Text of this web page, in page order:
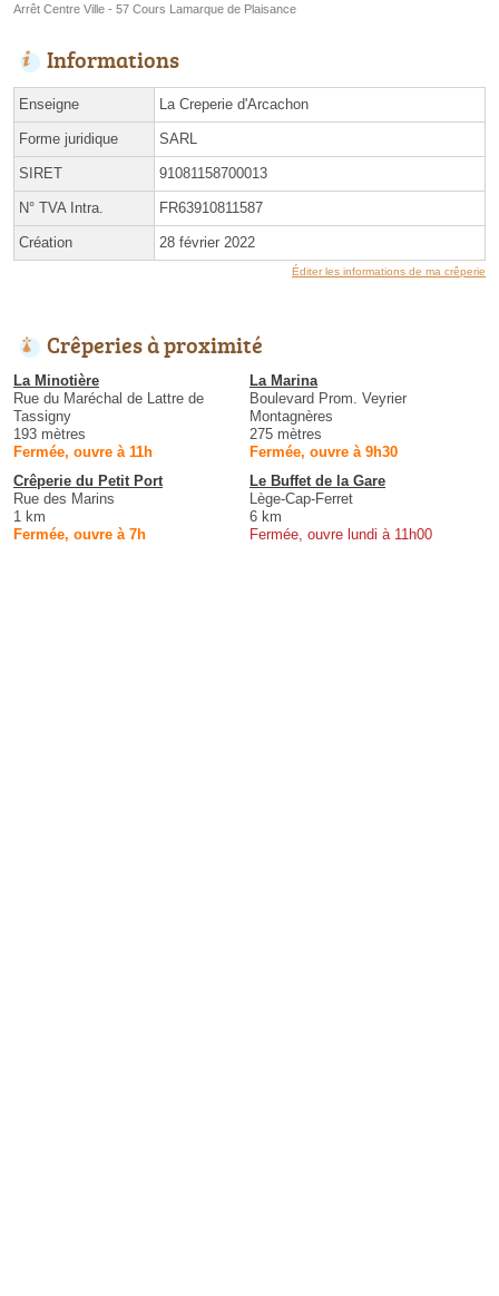
Arrêt Centre Ville - 57 Cours Lamarque de Plaisance
Informations
Enseigne La Creperie d'Arcachon
Forme juridique SARL
SIRET 91081158700013
N° TVA Intra. FR63910811587
Création 28 février 2022
Éditer les informations de ma crêperie
Crêperies à proximité
La Minotière
Rue du Maréchal de Lattre de
Tassigny
193 mètres
Fermée, ouvre à 11h
La Marina
Boulevard Prom. Veyrier
Montagnères
275 mètres
Fermée, ouvre à 9h30
Crêperie du Petit Port
Rue des Marins
1 km
Fermée, ouvre à 7h
Le Buffet de la Gare
Lège-Cap-Ferret
6 km
Fermée, ouvre lundi à 11h00